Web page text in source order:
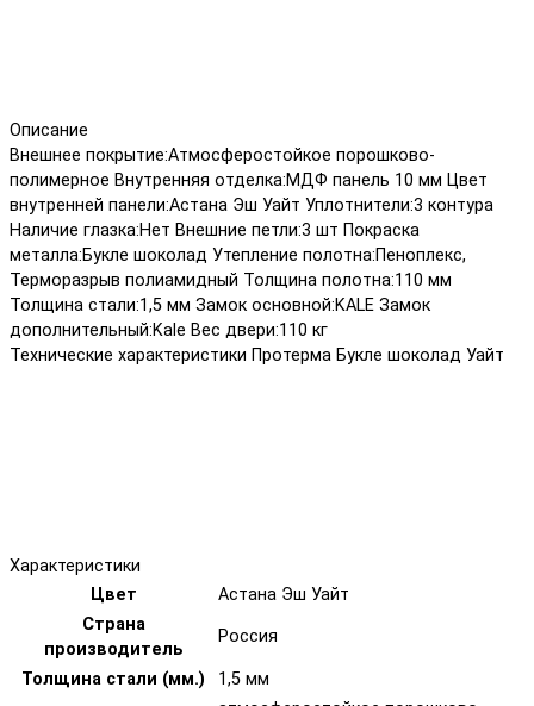
Описание
Внешнее покрытие:Атмосферостойкое порошково-
полимерное Внутренняя отделка:МДФ панель 10 мм Цвет
внутренней панели:Астана Эш Уайт Уплотнители:3 контура
Наличие глазка:Нет Внешние петли:3 шт Покраска
металла:Букле шоколад Утепление полотна:Пеноплекс,
Терморазрыв полиамидный Толщина полотна:110 мм
Толщина стали:1,5 мм Замок основной:KALE Замок
дополнительный:Kale Вес двери:110 кг
Технические характеристики Протерма Букле шоколад Уайт
Характеристики
Цвет
Астана Эш Уайт
Страна
производитель
Россия
Толщина стали (мм.)
1,5 мм